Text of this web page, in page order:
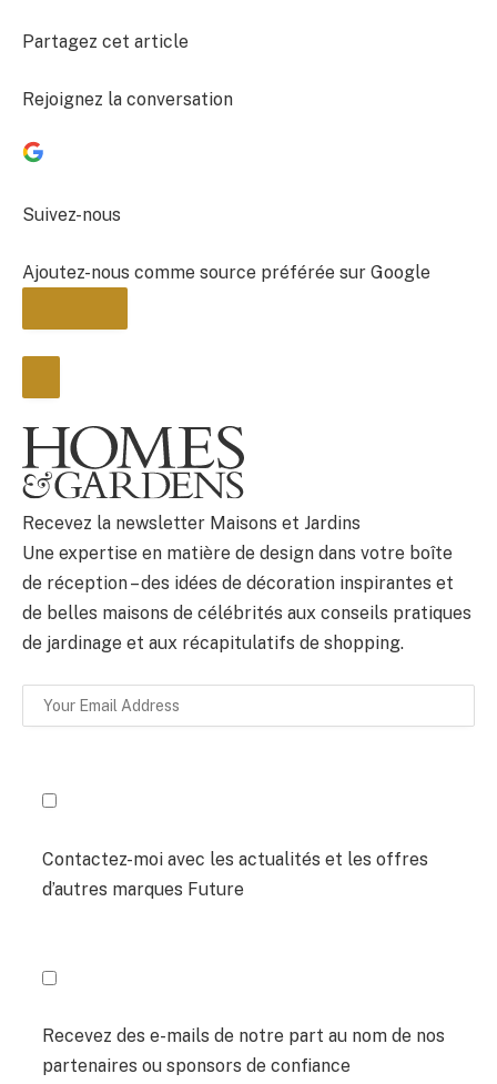
Partagez cet article
Rejoignez la conversation
Suivez-nous
Ajoutez-nous comme source préférée sur Google
BULLETIN
Recevez la newsletter Maisons et Jardins
Une expertise en matière de design dans votre boîte
de réception – des idées de décoration inspirantes et
de belles maisons de célébrités aux conseils pratiques
de jardinage et aux récapitulatifs de shopping.
Contactez-moi avec les actualités et les offres
d’autres marques Future
Recevez des e-mails de notre part au nom de nos
partenaires ou sponsors de confiance